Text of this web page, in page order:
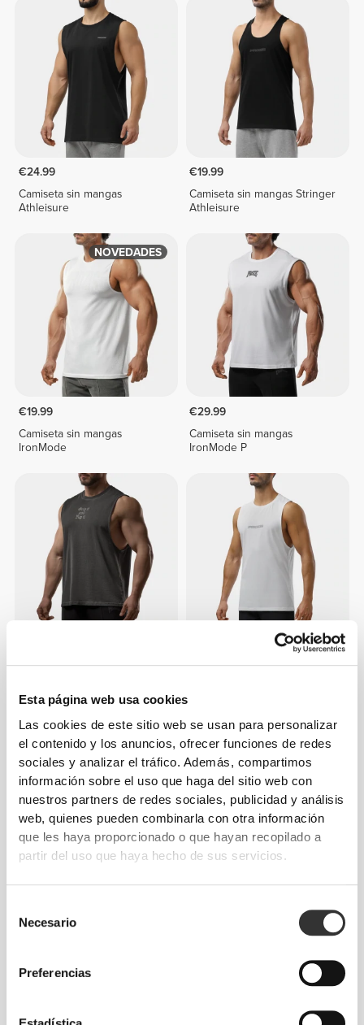
Esta página web usa cookies
Las cookies de este sitio web se usan para personalizar
el contenido y los anuncios, ofrecer funciones de redes
sociales y analizar el tráfico. Además, compartimos
información sobre el uso que haga del sitio web con
nuestros partners de redes sociales, publicidad y análisis
web, quienes pueden combinarla con otra información
que les haya proporcionado o que hayan recopilado a
partir del uso que haya hecho de sus servicios.
Necesario
Preferencias
€24.99
Camiseta sin mangas
Athleisure
€19.99
Camiseta sin mangas Stringer
Athleisure
NOVEDADES
€19.99
Camiseta sin mangas
IronMode
€29.99
Camiseta sin mangas
IronMode P
IronMode GI
Camiseta sin mangas Stringer